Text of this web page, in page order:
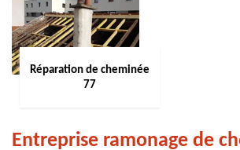
Réparation de cheminée
77
Entreprise ramonage de